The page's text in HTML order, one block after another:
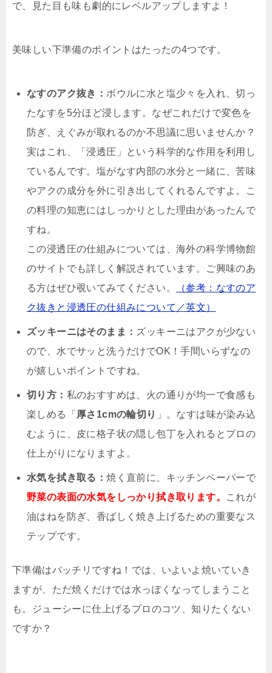
で、見た目も味も劇的にレベルアップしますよ！
美味しい下準備のポイントはたったの4つです。
なすのアク抜き： ボウルに水と塩少々を入れ、切っ
たなすを5分ほど浸します。なぜこれだけで変色を
防ぎ、えぐみが取れるのか不思議に思いませんか？
実はこれ、「浸透圧」という科学的な作用を利用し
ているんです。塩がなす内部の水分と一緒に、苦味
やアクの成分を外に引き出してくれるんですよ。こ
の料理の知恵にはしっかりとした理由があったんで
すね。
この浸透圧の仕組みについては、海外の科学博物館
のサイトでも詳しく解説されています。ご興味のあ
る方はぜひ覗いてみてください。
（参考：なすのア
ク抜きと浸透圧の仕組みについて／英文）
ズッキーニはそのまま： ズッキーニはアクが少ない
ので、水でサッと洗うだけでOK！手間いらずなの
が嬉しいポイントですね。
切り方： 私のおすすめは、火の通りが均一で食感も
楽しめる「 厚さ1cmの輪切り 」。なすは味が染み込
むように、皮に格子状の隠し包丁を入れるとプロの
仕上がりになりますよ。
水気を拭き取る：焼く直前に、キッチンペーパーで
野菜の表面の水気をしっかり拭き取ります。
これが
油はねを防ぎ、香ばしく焼き上げるための重要なス
テップです。
下準備はバッチリですね！では、いよいよ焼いていき
ますが、ただ焼くだけでは水っぽくなってしまうこと
も。ジューシーに仕上げるプロのコツ、知りたくない
ですか？